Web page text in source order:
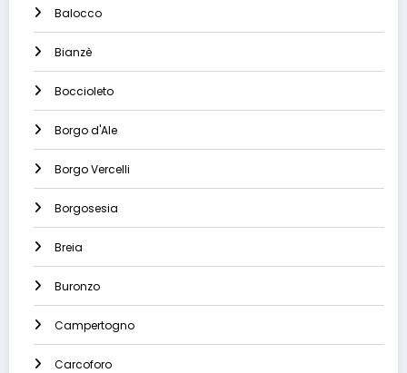
Balocco
Bianzè
Boccioleto
Borgo d'Ale
Borgo Vercelli
Borgosesia
Breia
Buronzo
Campertogno
Carcoforo